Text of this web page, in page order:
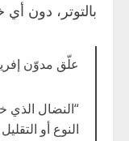
بالتوتر، دون
علّق مدوّن
“النضال الذي
النوع أو